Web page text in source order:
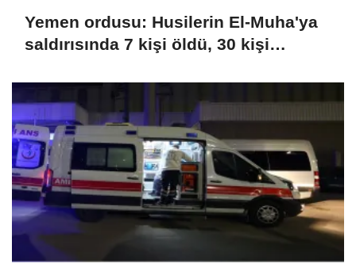
Yemen ordusu: Husilerin El-Muha'ya
saldırısında 7 kişi öldü, 30 kişi